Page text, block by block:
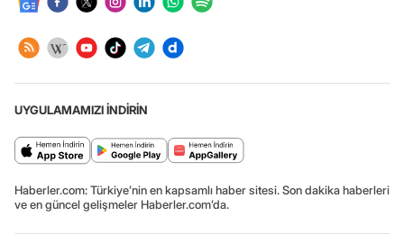
UYGULAMAMIZI İNDİRİN
Haberler.com: Türkiye’nin en kapsamlı haber sitesi. Son dakika haberleri
ve en güncel gelişmeler Haberler.com’da.